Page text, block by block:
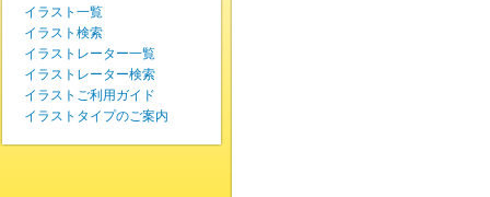
イラスト一覧
イラスト検索
イラストレーター一覧
イラストレーター検索
イラストご利用ガイド
イラストタイプのご案内